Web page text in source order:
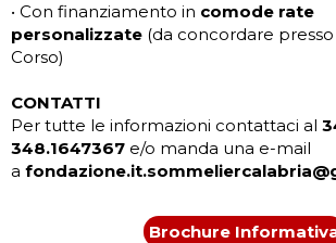
• Con finanziamento in comode rate
personalizzate (da concordare
Corso)
CONTATTI
Per tutte le informazioni contattaci al
348.1647367 e/o manda una e-mail
a
Brochure